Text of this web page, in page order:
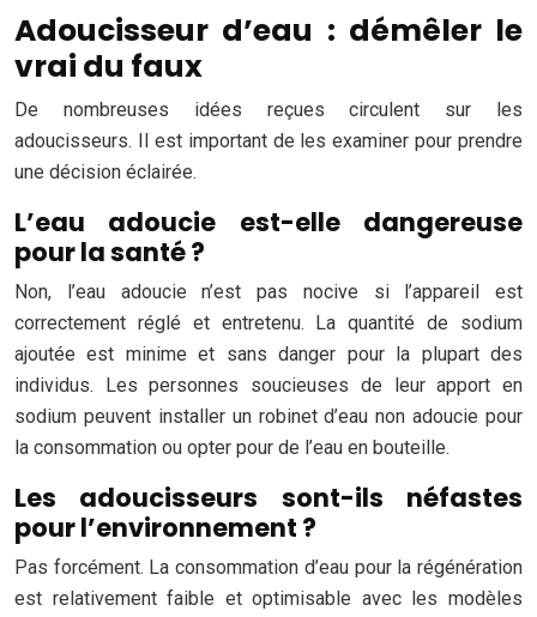
Adoucisseur d’eau : démêler le
vrai du faux
De nombreuses idées reçues circulent sur les
adoucisseurs. Il est important de les examiner pour prendre
une décision éclairée.
L’eau adoucie est-elle dangereuse
pour la santé ?
Non, l’eau adoucie n’est pas nocive si l’appareil est
correctement réglé et entretenu. La quantité de sodium
ajoutée est minime et sans danger pour la plupart des
individus. Les personnes soucieuses de leur apport en
sodium peuvent installer un robinet d’eau non adoucie pour
la consommation ou opter pour de l’eau en bouteille.
Les adoucisseurs sont-ils néfastes
pour l’environnement ?
Pas forcément. La consommation d’eau pour la régénération
est relativement faible et optimisable avec les modèles